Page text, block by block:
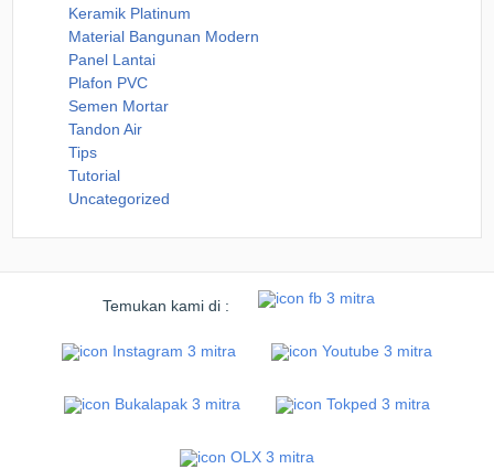
Keramik Platinum
Material Bangunan Modern
Panel Lantai
Plafon PVC
Semen Mortar
Tandon Air
Tips
Tutorial
Uncategorized
Temukan kami di :